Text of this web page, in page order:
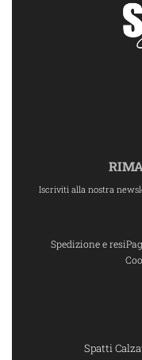
Iscriviti alla nostra
Spedizione e resi
Spatti